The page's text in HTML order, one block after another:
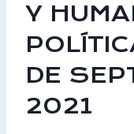
Y
DE
2021